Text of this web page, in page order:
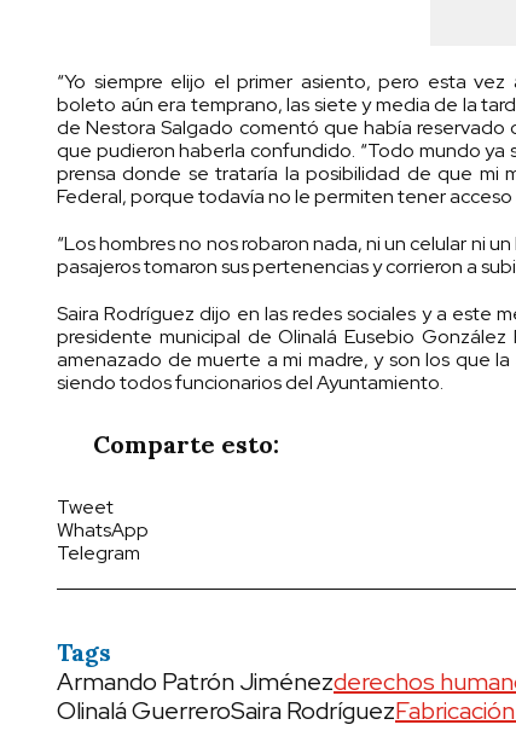
“Yo siempre elijo el primer asiento, pero esta
boleto aún era temprano, las siete y media de la
de Nestora Salgado comentó que había
que pudieron haberla confundido. “Todo mundo
prensa donde se trataría la posibilidad de que mi
Federal, porque todavía no le permiten tener acceso
“Los hombres no nos robaron nada, ni un celular ni
pasajeros tomaron sus pertenencias y corrieron a
Saira Rodríguez dijo en las redes sociales y a este
presidente municipal de Olinalá Eusebio
amenazado de muerte a mi madre, y son los que
siendo todos funcionarios del Ayuntamiento.
Comparte esto:
Tweet
WhatsApp
Telegram
Tags
Armando Patrón Jiménezderechos
Olinalá GuerreroSaira Rodríguez